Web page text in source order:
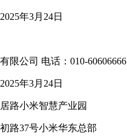
年3月24日
限公司 电话：010-60606666
年3月24日
路小米智慧产业园
路37号小米华东总部